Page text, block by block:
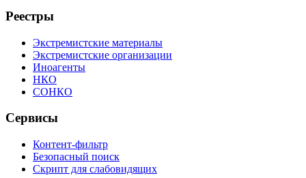
Реестры
Экстремистские материалы
Экстремистские организации
Иноагенты
НКО
СОНКО
Сервисы
Контент-фильтр
Безопасный поиск
Скрипт для слабовидящих